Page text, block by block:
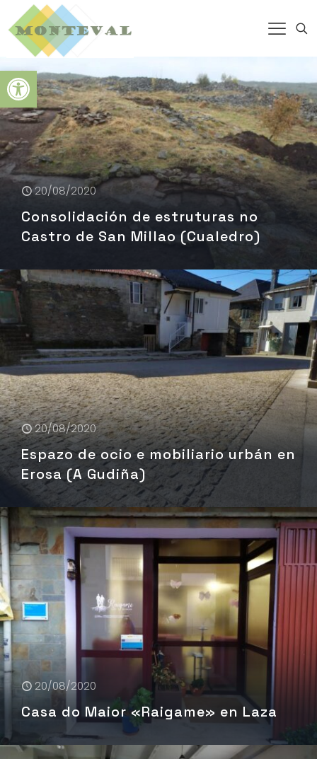
Abrir barra de herramientas
20/08/2020
Consolidación de estruturas no
Castro de San Millao (Cualedro)
20/08/2020
Espazo de ocio e mobiliario urbán en
Erosa (A Gudiña)
20/08/2020
Casa do Maior «Raigame» en Laza